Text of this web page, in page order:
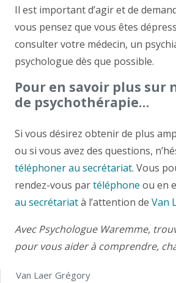
Il est important d’agir et de
vous pensez que vous êtes
consulter votre médecin, un
psychologue dès que possible.
Pour en savoir plus sur
de psychothérapie…
Si vous désirez obtenir de plus
ou si vous avez des questions,
téléphoner au secrétariat. Vous
rendez-vous partéléphone ou en
au secrétariatà l’attention de Van
Avec Psychologue Waremme,
pour vous aider à comprendre,
Van Laer Grégory